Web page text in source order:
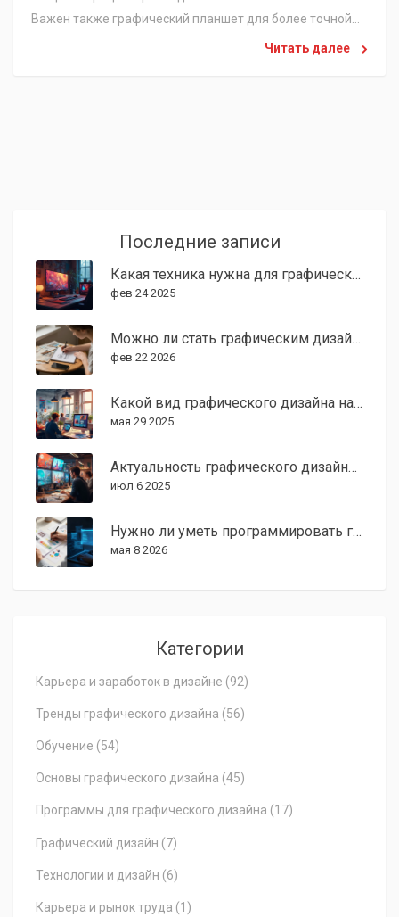
Важен также графический планшет для более точной
работы. Необходимо обратить внимание наЧитать далее
Последние записи
Какая техника нужна для графического дизайнера?
фев 24 2025
Можно ли стать графическим дизайнером без компьютера?
фев 22 2026
Какой вид графического дизайна наиболее востребован — современные тренды
мая 29 2025
Актуальность графического дизайна в современном мире: тренды, возможности и практическая польза
июл 6 2025
Нужно ли уметь программировать графическому дизайнеру в 2026 году?
мая 8 2026
Категории
Карьера и заработок в дизайне (92)
Тренды графического дизайна (56)
Обучение (54)
Основы графического дизайна (45)
Программы для графического дизайна (17)
Графический дизайн (7)
Технологии и дизайн (6)
Карьера и рынок труда (1)